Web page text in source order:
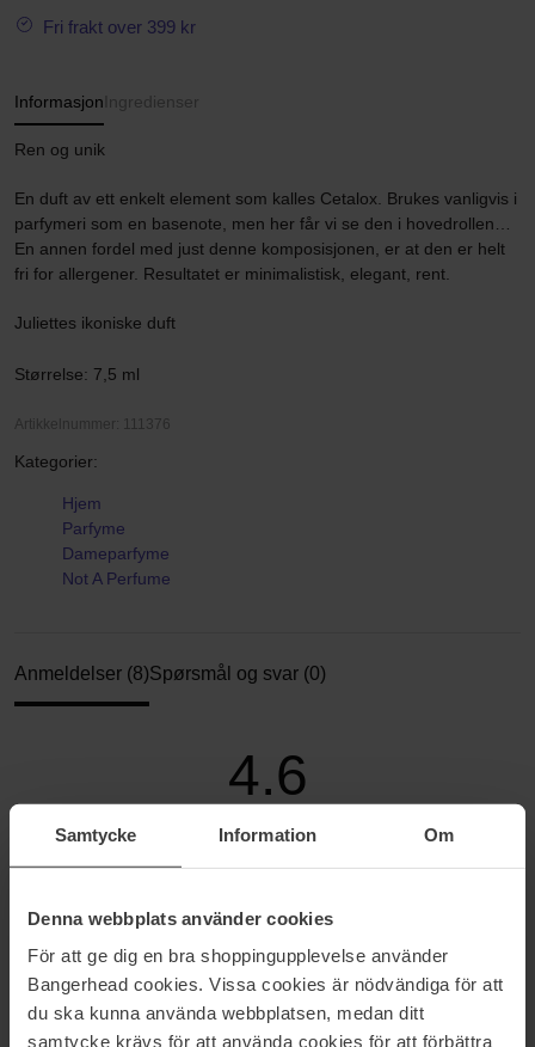
Samtycke Information Om
Denna webbplats använder cookies
För att ge dig en bra shoppingupplevelse använder
Bangerhead cookies. Vissa cookies är nödvändiga för att
du ska kunna använda webbplatsen, medan ditt
samtycke krävs för att använda cookies för att förbättra
Fri frakt over 399 kr
Informasjon Ingredienser
Ren og unik
En duft av ett enkelt element som kalles Cetalox. Brukes vanligvis i
parfymeri som en basenote, men her får vi se den i hovedrollen…
En annen fordel med just denne komposisjonen, er at den er helt
fri for allergener. Resultatet er minimalistisk, elegant, rent.
Juliettes ikoniske duft
Størrelse: 7,5 ml
Artikkelnummer: 111376
Kategorier:
Hjem
Parfyme
Dameparfyme
Not A Perfume
Anmeldelser (8)Spørsmål og svar (0)
4.6
0%